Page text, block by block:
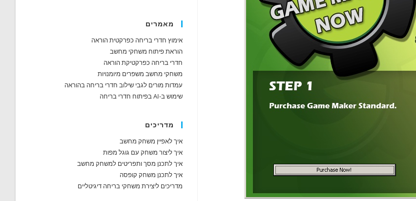
מאמרים
אימוץ חדרי בריחה כפרקטית הוראה
הוראת פיתוח משחקי מחשב
חדרי בריחה כפרקטיקת הוראה
משחקי מחשב משפרים מיומנויות
עמדות מורים לגבי שילוב חדרי בריחה בהוראה
שימוש ב-AI בפיתוח חדרי בריחה
מדריכים
איך לאפיין משחק מחשב
איך ליצור משחק עם גוגל מפות
איך לתכנן מסך ותפריטים למשחק מחשב
איך לתכנן משחק קופסה
מדריכים ליצירת משחקי בריחה דיגיטליים